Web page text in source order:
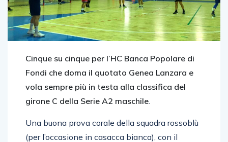
Cinque su cinque per l’HC Banca Popolare di
Fondi che doma il quotato Genea Lanzara e
vola sempre più in testa alla classifica del
Una buona prova corale della squadra rossoblù